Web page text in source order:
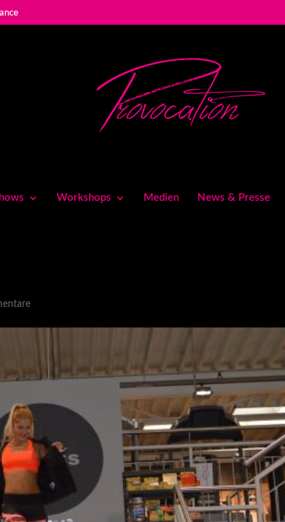
Workshops Medien News & Presse